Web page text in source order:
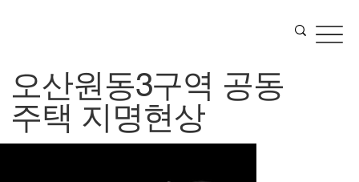
오산원동3구역 공동
주택 지명현상